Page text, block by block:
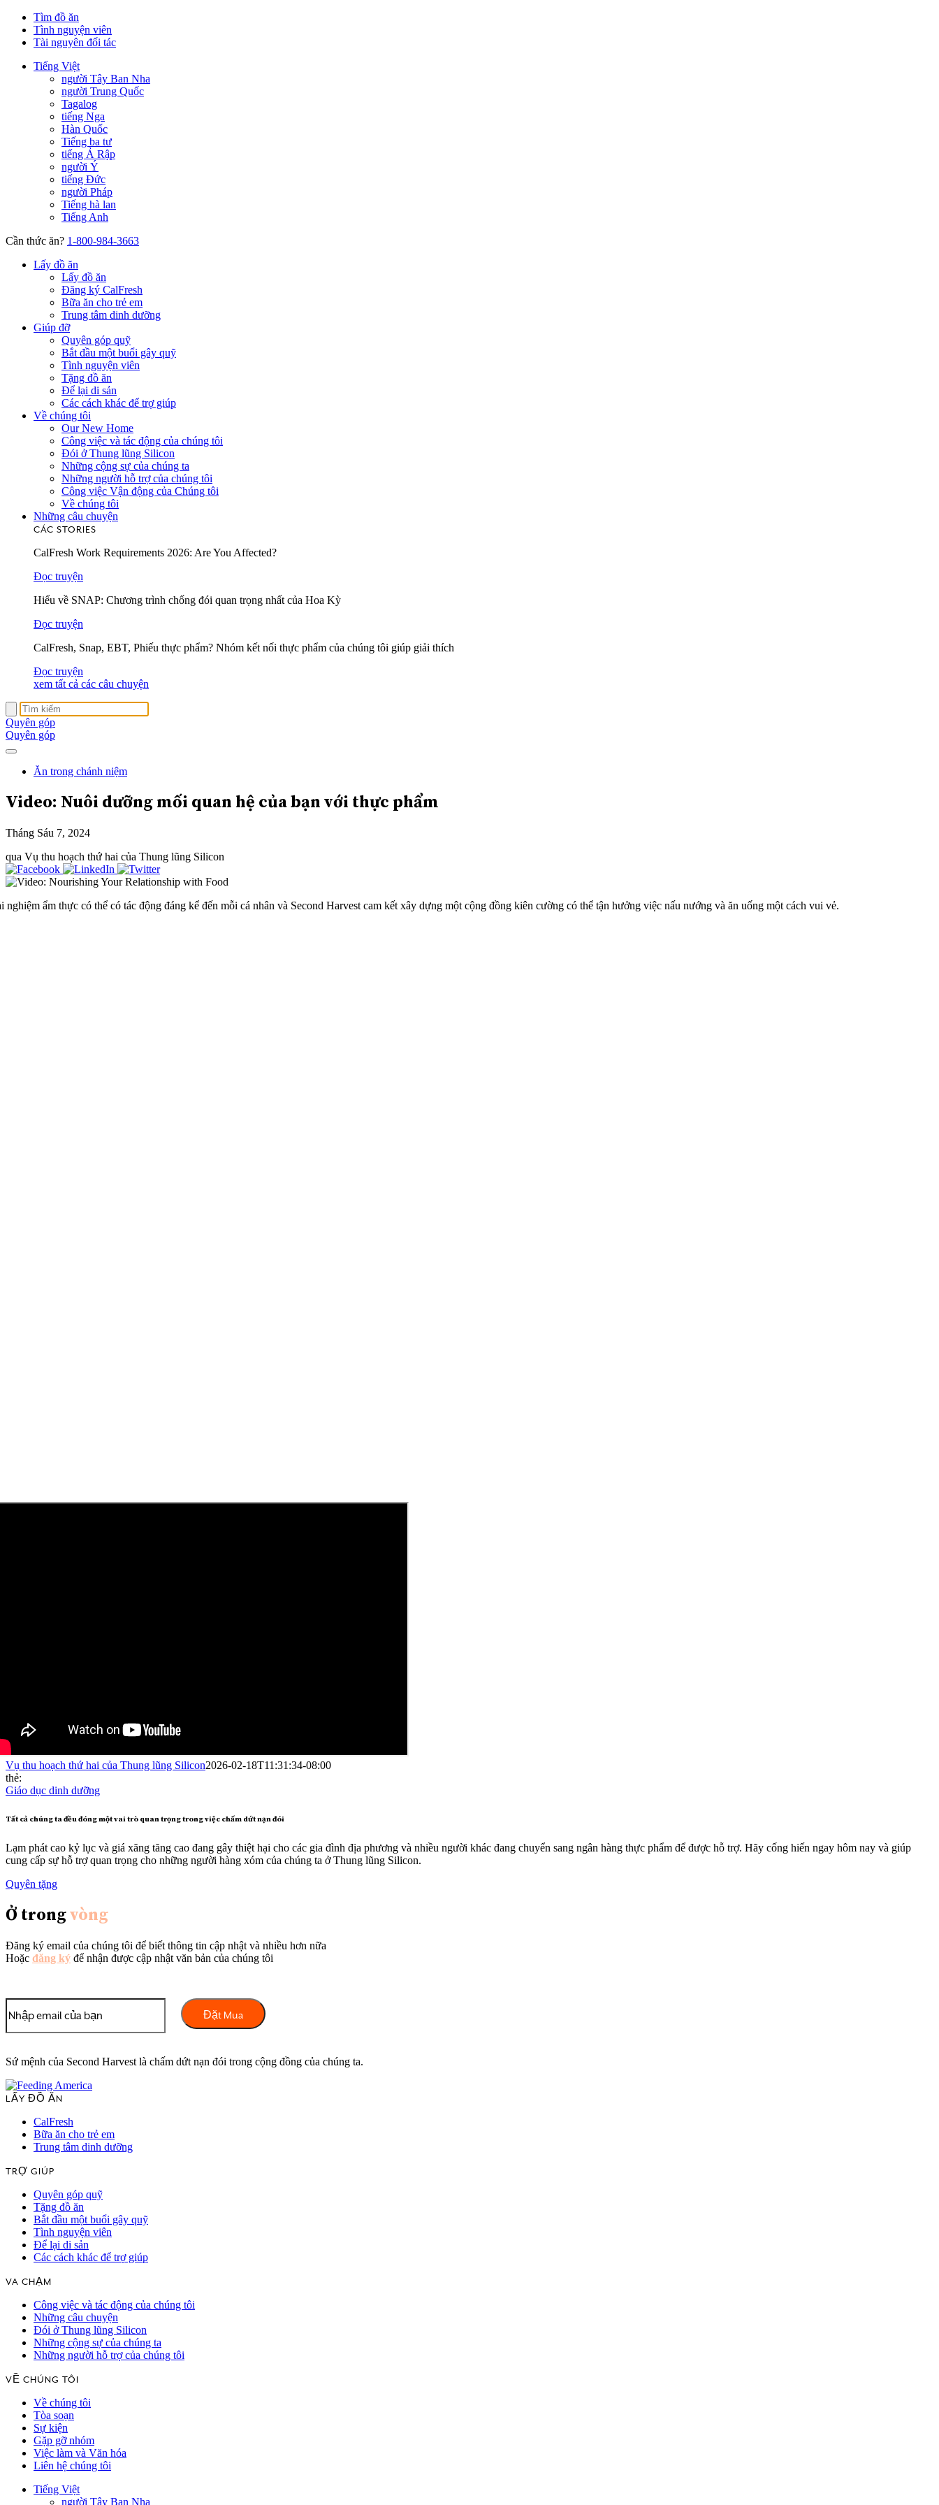
Tìm đồ ăn
Tình nguyện viên
Tài nguyên đối tác
Tiếng Việt
người Tây Ban Nha
người Trung Quốc
Tagalog
tiếng Nga
Hàn Quốc
Tiếng ba tư
tiếng Ả Rập
người Ý
tiếng Đức
người Pháp
Tiếng hà lan
Tiếng Anh
Cần thức ăn? 1-800-984-3663
Lấy đồ ăn
Lấy đồ ăn
Đăng ký CalFresh
Bữa ăn cho trẻ em
Trung tâm dinh dưỡng
Giúp đỡ
Quyên góp quỹ
Bắt đầu một buổi gây quỹ
Tình nguyện viên
Tặng đồ ăn
Để lại di sản
Các cách khác để trợ giúp
Về chúng tôi
Our New Home
Công việc và tác động của chúng tôi
Đói ở Thung lũng Silicon
Những cộng sự của chúng ta
Những người hỗ trợ của chúng tôi
Công việc Vận động của Chúng tôi
Về chúng tôi
Những câu chuyện
CÁC STORIES
CalFresh Work Requirements 2026: Are You Affected?
Đọc truyện
Hiểu về SNAP: Chương trình chống đói quan trọng nhất của Hoa Kỳ
Đọc truyện
CalFresh, Snap, EBT, Phiếu thực phẩm? Nhóm kết nối thực phẩm của chúng tôi giúp giải thích
Đọc truyện
xem tất cả các câu chuyện
Quyên góp
Quyên góp
Ăn trong chánh niệm
Video: Nuôi dưỡng mối quan hệ của bạn với thực phẩm
Tháng Sáu 7, 2024
qua Vụ thu hoạch thứ hai của Thung lũng Silicon
nghiệm ẩm thực có thể có tác động đáng kể đến mỗi cá nhân và Second Harvest cam kết xây dựng một cộng đồng kiên cường có thể tận hưởng việc nấu nướng và ăn uống một cách vui vẻ.
Vụ thu hoạch thứ hai của Thung lũng Silicon2026-02-18T11:31:34-08:00
thẻ:
Giáo dục dinh dưỡng
Tất cả chúng ta đều đóng một vai trò quan trọng trong việc chấm dứt nạn đói
Lạm phát cao kỷ lục và giá xăng tăng cao đang gây thiệt hại cho các gia đình địa phương và nhiều người khác đang chuyển sang ngân hàng thực phẩm để được hỗ trợ. Hãy cống hiến ngay hôm nay và giúp
cung cấp sự hỗ trợ quan trọng cho những người hàng xóm của chúng ta ở Thung lũng Silicon.
Quyên tặng
Ở trongvòng
Đăng ký email của chúng tôi để biết thông tin cập nhật và nhiều hơn nữa
Hoặc đăng ký để nhận được cập nhật văn bản của chúng tôi
Sứ mệnh của Second Harvest là chấm dứt nạn đói trong cộng đồng của chúng ta.
LẤY ĐỒ ĂN
CalFresh
Bữa ăn cho trẻ em
Trung tâm dinh dưỡng
TRỢ GIÚP
Quyên góp quỹ
Tặng đồ ăn
Bắt đầu một buổi gây quỹ
Tình nguyện viên
Để lại di sản
Các cách khác để trợ giúp
VA CHẠM
Công việc và tác động của chúng tôi
Những câu chuyện
Đói ở Thung lũng Silicon
Những cộng sự của chúng ta
Những người hỗ trợ của chúng tôi
VỀ CHÚNG TÔI
Về chúng tôi
Tòa soạn
Sự kiện
Gặp gỡ nhóm
Việc làm và Văn hóa
Liên hệ chúng tôi
Tiếng Việt
người Tây Ban Nha